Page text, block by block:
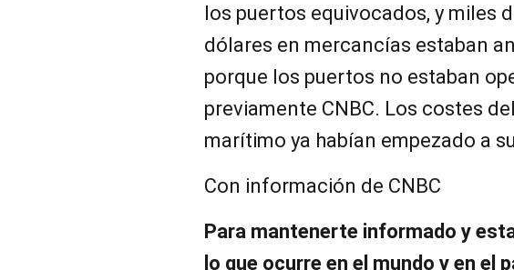
los puertos equivocados, y miles
dólares en mercancías estaban
porque los puertos no estaban
previamente CNBC. Los costes
marítimo ya habían empezado a
Con información de CNBC
Para mantenerte informado y
lo que ocurre en el mundo y en el